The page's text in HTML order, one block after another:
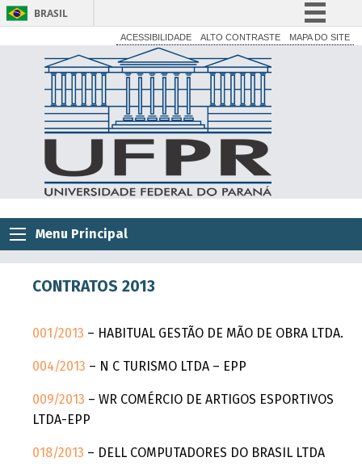
BRASIL
Simplifique!
Comunica BR
Participe
Acesso à informação
Legislação
Canais
ACESSIBILIDADE ALTO CONTRASTE MAPA DO SITE
Menu Principal
CONTRATOS 2013
001/2013 – HABITUAL GESTÃO DE MÃO DE OBRA LTDA.
004/2013 – N C TURISMO LTDA – EPP
009/2013 – WR COMÉRCIO DE ARTIGOS ESPORTIVOS
LTDA-EPP
018/2013 – DELL COMPUTADORES DO BRASIL LTDA